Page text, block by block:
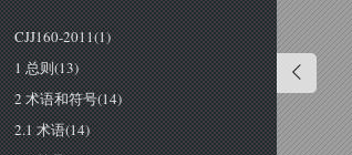
CJJ160-2011(1)
1 总则(13)
2 术语和符号(14)
2.1 术语(14)